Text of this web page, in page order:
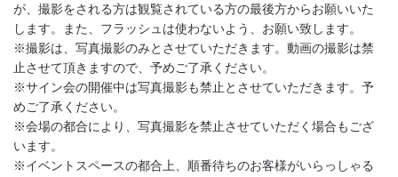
が、撮影をされる方は観覧されている方の最後方からお願いいた
します。また、フラッシュは使わないよう、お願い致します。
※撮影は、写真撮影のみとさせていただきます。動画の撮影は禁
止させて頂きますので、予めご了承ください。
※サイン会の開催中は写真撮影も禁止とさせていただきます。予
めご了承ください。
※会場の都合により、写真撮影を禁止させていただく場合もござ
います。
※イベントスペースの都合上、順番待ちのお客様がいらっしゃる